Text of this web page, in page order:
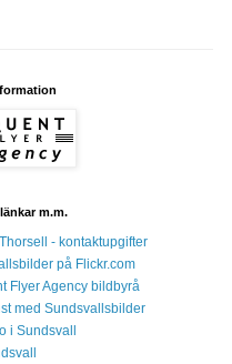
m.m.
- kontaktupgifter
på Flickr.com
Flyer Agency bildbyrå
med Sundsvallsbilder
i Sundsvall